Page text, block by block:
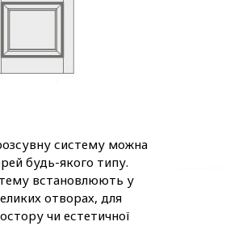
систему можна
будь-якого типу.
встановлюють у
отворах, для
чи естетичної